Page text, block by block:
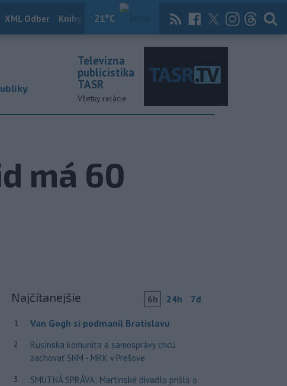
21°C
XML Odber Knihy Útulkovo Magazín News Now Archív
Televízna
publicistika
TASR
Všetky relácie
má 60
Najčítanejšie 6h 24h 7d
1 Van Gogh si podmanil Bratislavu
2
Rusínska komunita a samosprávy chcú
zachovať SNM - MRK v Prešove
3
SMUTNÁ SPRÁVA: Martinské divadlo prišlo o